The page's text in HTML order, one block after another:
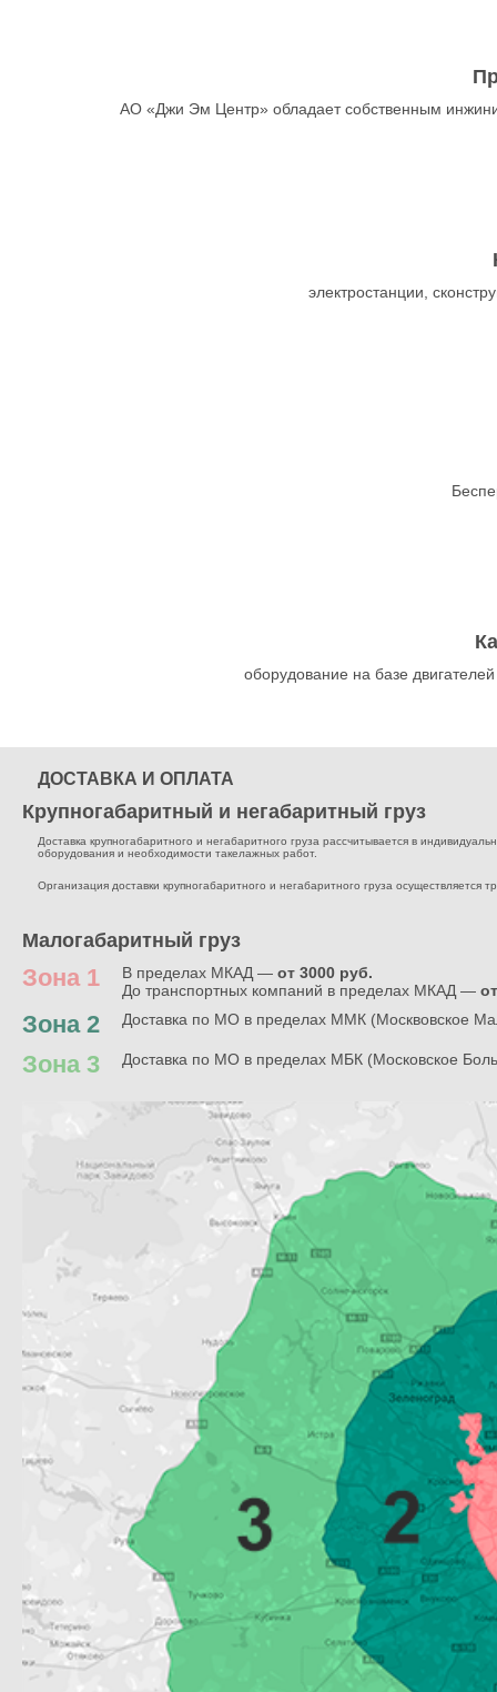
АО «Джи Эм Центр» обладает собственным
электростанции,
оборудование на базе
ДОСТАВКА И ОПЛАТА
Крупногабаритный и негабаритный груз
Доставка крупногабаритного и негабаритного груза рассчитывается в
оборудования и необходимости такелажных работ.
Организация доставки крупногабаритного и негабаритного груза
Малогабаритный груз
Зона 1 В пределах МКАД — от 3000 руб.
До транспортных компаний в пределах МКАД —
Зона 2 Доставка по МО в пределах ММК (Москвовское
Зона 3 Доставка по МО в пределах МБК (Московское